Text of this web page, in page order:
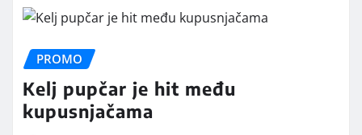
PROMO
Kelj pupčar je hit među
kupusnjačama